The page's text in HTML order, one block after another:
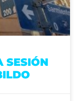
SESIÓN